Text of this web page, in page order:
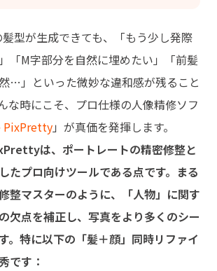
型が生成できても、「もう少し発際
「M字部分を自然に埋めたい」「前髪
…」といった微妙な違和感が残ること
な時にこそ、プロ仕様の人像精修ソフ
PixPretty」が真価を発揮します。
は、ポートレートの精密修整と
たプロ向けツールである点です。まる
整マスターのように、「人物」に関す
欠点を補正し、写真をより多くのシー
。特に以下の「髪＋顔」同時リファイ
です：